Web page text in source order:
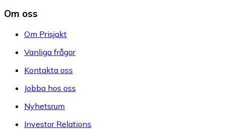
Om oss
Om Prisjakt
Vanliga frågor
Kontakta oss
Jobba hos oss
Nyhetsrum
Investor Relations